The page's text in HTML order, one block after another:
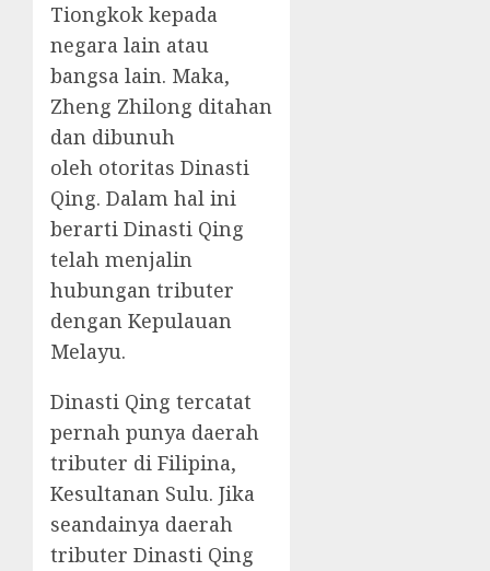
Tiongkok kepada
negara lain atau
bangsa lain. Maka,
Zheng Zhilong ditahan
dan dibunuh
oleh otoritas Dinasti
Qing. Dalam hal ini
berarti Dinasti Qing
telah menjalin
hubungan tributer
dengan Kepulauan
Melayu.
Dinasti Qing tercatat
pernah punya daerah
tributer di Filipina,
Kesultanan Sulu. Jika
seandainya daerah
tributer Dinasti Qing